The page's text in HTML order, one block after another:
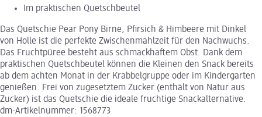
Im praktischen Quetschbeutel
Das Quetschie Pear Pony Birne, Pfirsich & Himbeere mit Dinkel
von Holle ist die perfekte Zwischenmahlzeit für den Nachwuchs.
Das Fruchtpüree besteht aus schmackhaftem Obst. Dank dem
praktischen Quetschbeutel können die Kleinen den Snack bereits
ab dem achten Monat in der Krabbelgruppe oder im Kindergarten
genießen. Frei von zugesetztem Zucker (enthält von Natur aus
Zucker) ist das Quetschie die ideale fruchtige Snackalternative.
dm-Artikelnummer: 1568773